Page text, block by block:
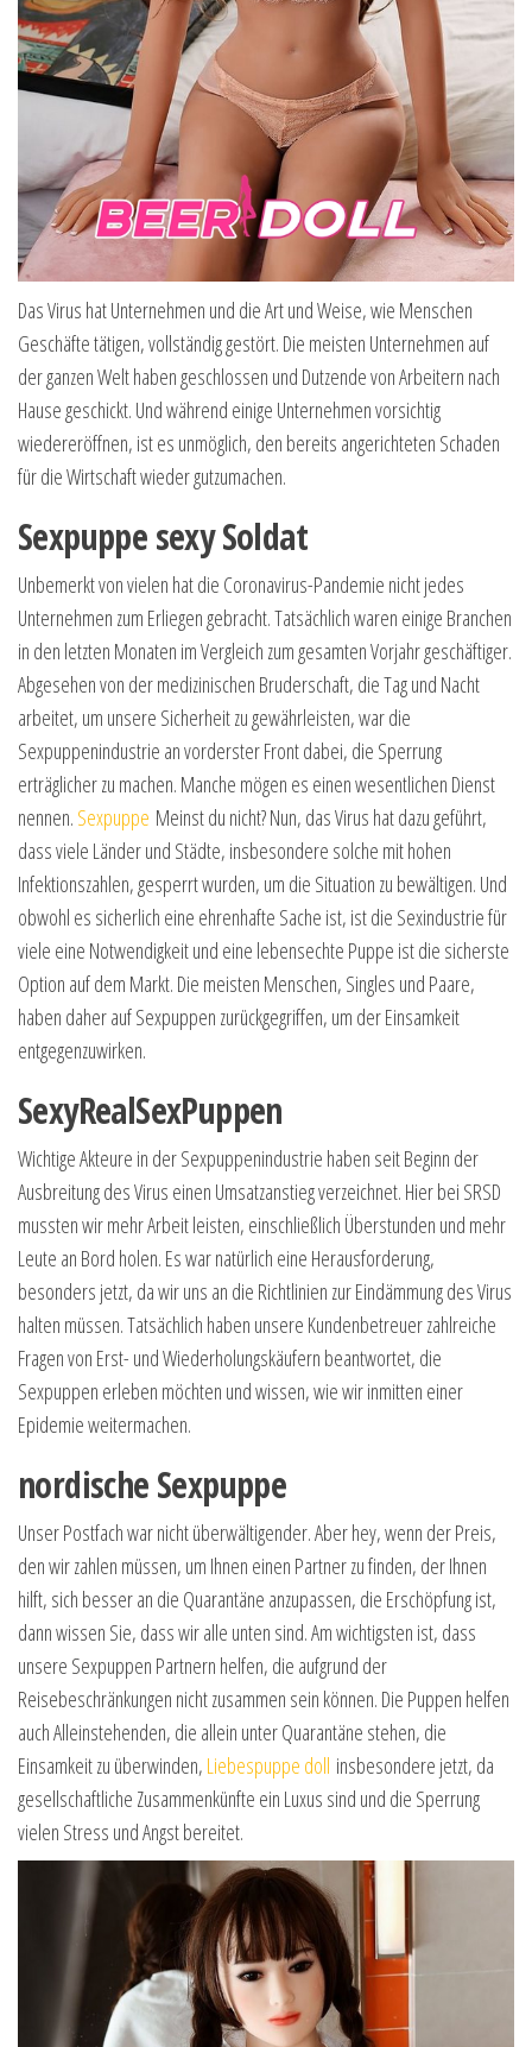
Das Virus hat Unternehmen und die Art und Weise, wie Menschen
Geschäfte tätigen, vollständig gestört. Die meisten Unternehmen auf
der ganzen Welt haben geschlossen und Dutzende von Arbeitern nach
Hause geschickt. Und während einige Unternehmen vorsichtig
wiedereröffnen, ist es unmöglich, den bereits angerichteten Schaden
für die Wirtschaft wieder gutzumachen.
Sexpuppe sexy Soldat
Unbemerkt von vielen hat die Coronavirus-Pandemie nicht jedes
Unternehmen zum Erliegen gebracht. Tatsächlich waren einige Branchen
in den letzten Monaten im Vergleich zum gesamten Vorjahr geschäftiger.
Abgesehen von der medizinischen Bruderschaft, die Tag und Nacht
arbeitet, um unsere Sicherheit zu gewährleisten, war die
Sexpuppenindustrie an vorderster Front dabei, die Sperrung
erträglicher zu machen. Manche mögen es einen wesentlichen Dienst
nennen. Sexpuppe Meinst du nicht? Nun, das Virus hat dazu geführt,
dass viele Länder und Städte, insbesondere solche mit hohen
Infektionszahlen, gesperrt wurden, um die Situation zu bewältigen. Und
obwohl es sicherlich eine ehrenhafte Sache ist, ist die Sexindustrie für
viele eine Notwendigkeit und eine lebensechte Puppe ist die sicherste
Option auf dem Markt. Die meisten Menschen, Singles und Paare,
haben daher auf Sexpuppen zurückgegriffen, um der Einsamkeit
entgegenzuwirken.
SexyRealSexPuppen
Wichtige Akteure in der Sexpuppenindustrie haben seit Beginn der
Ausbreitung des Virus einen Umsatzanstieg verzeichnet. Hier bei SRSD
mussten wir mehr Arbeit leisten, einschließlich Überstunden und mehr
Leute an Bord holen. Es war natürlich eine Herausforderung,
besonders jetzt, da wir uns an die Richtlinien zur Eindämmung des Virus
halten müssen. Tatsächlich haben unsere Kundenbetreuer zahlreiche
Fragen von Erst- und Wiederholungskäufern beantwortet, die
Sexpuppen erleben möchten und wissen, wie wir inmitten einer
Epidemie weitermachen.
nordische Sexpuppe
Unser Postfach war nicht überwältigender. Aber hey, wenn der Preis,
den wir zahlen müssen, um Ihnen einen Partner zu finden, der Ihnen
hilft, sich besser an die Quarantäne anzupassen, die Erschöpfung ist,
dann wissen Sie, dass wir alle unten sind. Am wichtigsten ist, dass
unsere Sexpuppen Partnern helfen, die aufgrund der
Reisebeschränkungen nicht zusammen sein können. Die Puppen helfen
auch Alleinstehenden, die allein unter Quarantäne stehen, die
Einsamkeit zu überwinden, Liebespuppe doll insbesondere jetzt, da
gesellschaftliche Zusammenkünfte ein Luxus sind und die Sperrung
vielen Stress und Angst bereitet.